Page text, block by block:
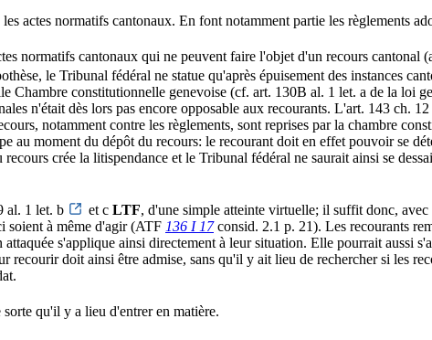
actes normatifs cantonaux. En font notamment partie les règlements
normatifs cantonaux qui ne peuvent faire l'objet d'un recours
le Tribunal fédéral ne statue qu'après épuisement des instances
Chambre constitutionnelle genevoise (cf. art. 130B al. 1 let. a de la loi
n'était dès lors pas encore opposable aux recourants. L'art. 143 ch.
notamment contre les règlements, sont reprises par la chambre
au moment du dépôt du recours: le recourant doit en effet pouvoir se
crée la litispendance et le Tribunal fédéral ne saurait ainsi se
al. 1 let. b et c LTF, d'une simple atteinte virtuelle; il suffit donc,
soient à même d'agir (ATF 136 I 17consid. 2.1 p. 21). Les recourants
s'applique ainsi directement à leur situation. Elle pourrait aussi
doit ainsi être admise, sans qu'il y ait lieu de rechercher si les
sorte qu'il y a lieu d'entrer en matière.